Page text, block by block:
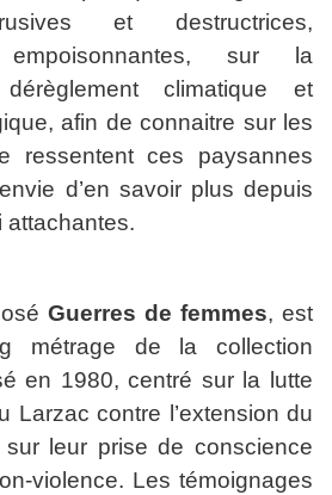
et destructrices,
sur la
climatique et
afin de connaitre sur les
ressentent ces paysannes
d’en savoir plus depuis
attachantes.
Guerres de femmes, est
métrage de la collection
en 1980, centré sur la lutte
Larzac contre l’extension du
leur prise de conscience
violence. Les témoignages